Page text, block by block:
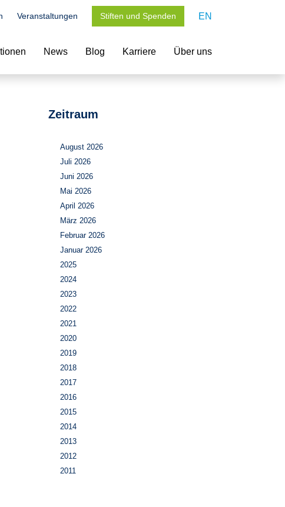
Veranstaltungen Stiften und Spenden EN
News Blog Karriere Über uns
Zeitraum
August 2026
Juli 2026
Juni 2026
Mai 2026
April 2026
März 2026
Februar 2026
Januar 2026
2025
2024
2023
2022
2021
2020
2019
2018
2017
2016
2015
2014
2013
2012
2011